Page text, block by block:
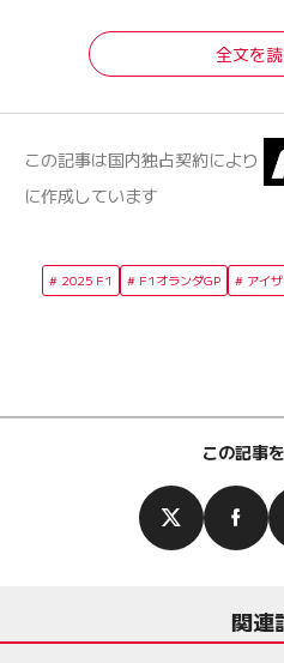
全文を
この記事は国内独占契約により
に作成しています
2025 F1 F1オランダGP アイ
この記事
関連